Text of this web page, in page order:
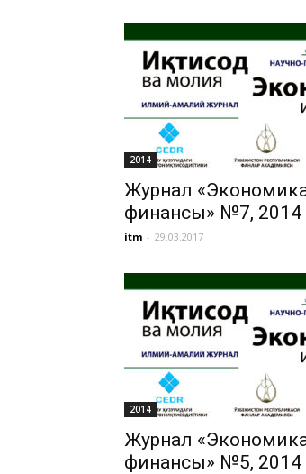
2014
Журнал
финансы» №7, 2014
itm - 29.03.2017
2014
Журнал
финансы» №5, 2014